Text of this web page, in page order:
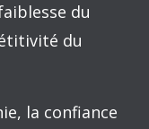
du
du
la confiance